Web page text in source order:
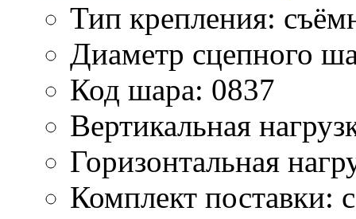
Тип крепления:
Диаметр сцепного
Код шара: 0837
Вертикальная
Горизонтальная
Комплект поставки: